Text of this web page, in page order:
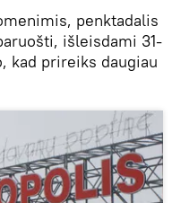
penktadalis
išleisdami 31-
kad prireiks daugiau